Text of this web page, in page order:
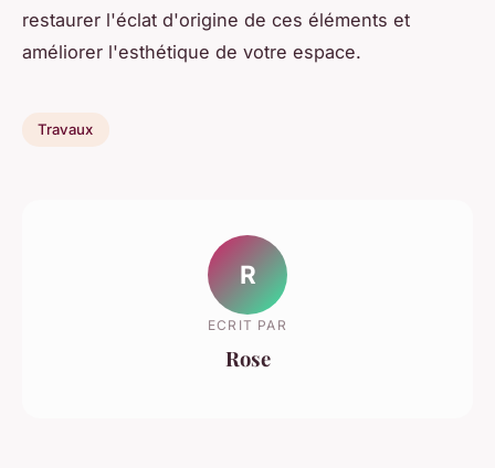
restaurer l'éclat d'origine de ces éléments et
améliorer l'esthétique de votre espace.
Travaux
R
ECRIT PAR
Rose